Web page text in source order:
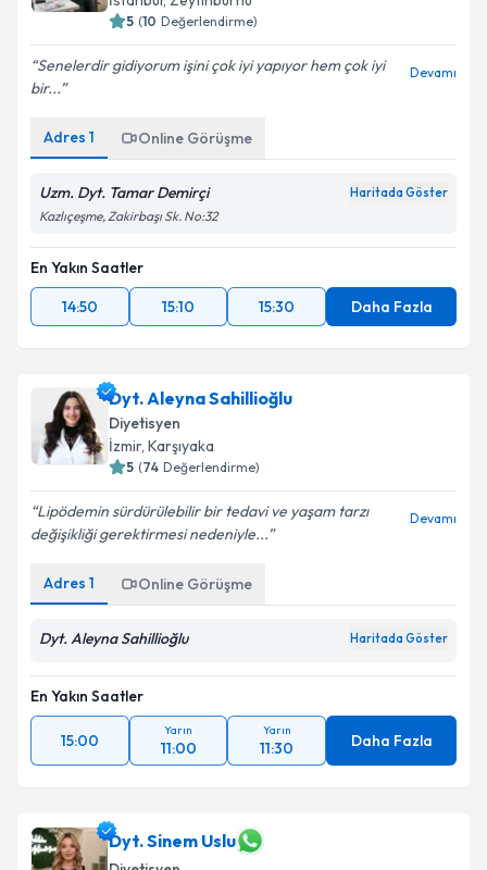
İstanbul,Zeytinburnu
( Değerlendirme)
Senelerdir gidiyorum işini çok iyi yapıyor hem çok iyi
bir...
Adres 1 Online Görüşme
Uzm. Dyt. Tamar Demirçi
Kazlıçeşme, Zakirbaşı Sk. No:32
En Yakın Saatler
14:50
15:10 15:30 Daha Fazla
Dyt. Aleyna Sahillioğlu
Diyetisyen
İzmir,Karşıyaka
( Değerlendirme)
Lipödemin sürdürülebilir bir tedavi ve yaşam tarzı
değişikliği gerektirmesi nedeniyle...
Adres 1 Online Görüşme
Dyt. Aleyna Sahillioğlu
En Yakın Saatler
15:00
Yarın
11:00
Yarın
11:30 Daha Fazla
Dyt. Sinem Uslu